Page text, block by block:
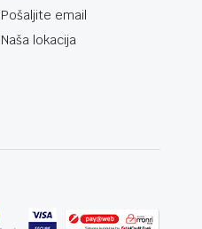
Pošaljite email
Naša lokacija